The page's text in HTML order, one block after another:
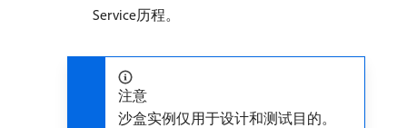
Service历程。
注意
沙盒实例仅用于设计和测试目的。